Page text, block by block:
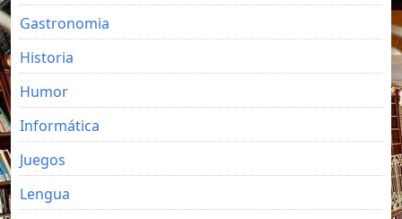
Gastronomia
Historia
Humor
Informática
Juegos
Lengua